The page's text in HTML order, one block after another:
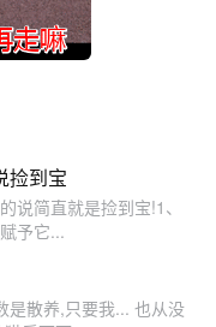
捡到宝
说简直就是捡到宝!1、
予它...
是散养,只要我... 也从没